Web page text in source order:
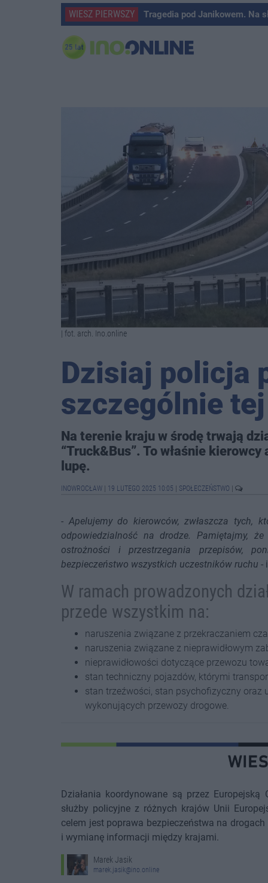
WIESZ PIERWSZY Tragedia pod Janikowem. Na
| fot. arch. Ino.online
Dzisiaj policja
szczególnie
Na terenie kraju w środę trwają
“Truck&Bus”. To właśnie
lupę.
INOWROCŁAW 19 LUTEGO 2025 10:05 SPOŁECZEŃSTWO
- Apelujemy do kierowców, zwłaszcza tych,
odpowiedzialność na drodze. Pamiętajmy,
ostrożności i przestrzegania przepisów,
bezpieczeństwo wszystkich uczestników ruchu -
W ramach prowadzonych
przede wszystkim na:
naruszenia związane z przekraczaniem
naruszenia związane z nieprawidłowym
nieprawidłowości dotyczące przewozu
stan techniczny pojazdów, którymi
stan trzeźwości, stan psychofizyczny
wykonujących przewozy drogowe.
Działania koordynowane są przez Europejską
służby policyjne z różnych krajów Unii
celem jest poprawa bezpieczeństwa na
i wymianę informacji między krajami.
Marek Jasik
marek.jasik@ino.online